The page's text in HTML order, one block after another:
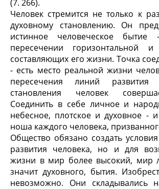
(7. 266).
Человек стремится не только к
духовному становлению. Он
истинное человеческое
пересечении горизонтальной и
составляющих его жизни. Точка
- есть место реальной жизни
пересечения линий развития
становления человек
Соединить в себе личное и
небесное, плотское и духовное - и
ноша каждого человека,
Общество обязано создать
развития человека, но и для
жизни в мир более высокий, мир
значит духовного, бытия.
невозможно. Они складывались